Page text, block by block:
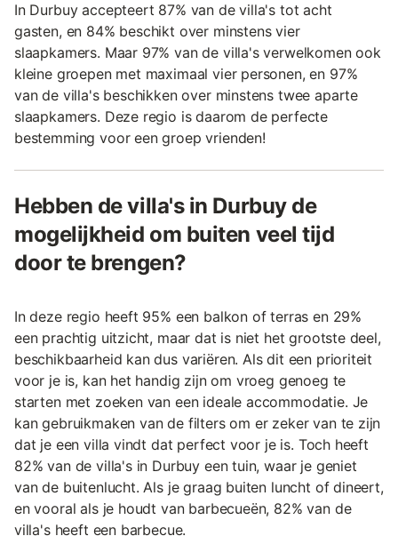
In Durbuy accepteert 87% van de villa's tot acht
gasten, en 84% beschikt over minstens vier
slaapkamers. Maar 97% van de villa's verwelkomen ook
kleine groepen met maximaal vier personen, en 97%
van de villa's beschikken over minstens twee aparte
slaapkamers. Deze regio is daarom de perfecte
bestemming voor een groep vrienden!
Hebben de villa's in Durbuy de
mogelijkheid om buiten veel tijd
door te brengen?
In deze regio heeft 95% een balkon of terras en 29%
een prachtig uitzicht, maar dat is niet het grootste deel,
beschikbaarheid kan dus variëren. Als dit een prioriteit
voor je is, kan het handig zijn om vroeg genoeg te
starten met zoeken van een ideale accommodatie. Je
kan gebruikmaken van de filters om er zeker van te zijn
dat je een villa vindt dat perfect voor je is. Toch heeft
82% van de villa's in Durbuy een tuin, waar je geniet
van de buitenlucht. Als je graag buiten luncht of dineert,
en vooral als je houdt van barbecueën, 82% van de
villa's heeft een barbecue.